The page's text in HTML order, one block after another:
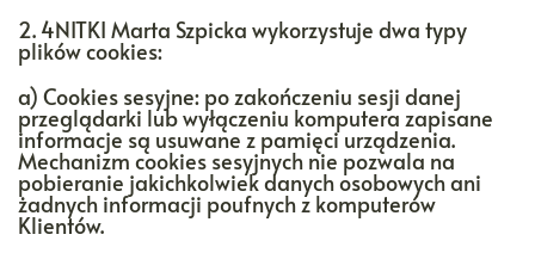
2. 4NITKI Marta Szpicka wykorzystuje dwa typy
plików cookies:
a) Cookies sesyjne: po zakończeniu sesji danej
przeglądarki lub wyłączeniu komputera zapisane
informacje są usuwane z pamięci urządzenia.
Mechanizm cookies sesyjnych nie pozwala na
pobieranie jakichkolwiek danych osobowych ani
żadnych informacji poufnych z komputerów
Klientów.